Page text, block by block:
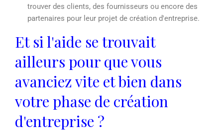
trouver des clients, des fournisseurs ou encore des
partenaires pour leur projet de création d'entreprise.
Et si l'aide se trouvait
ailleurs pour que vous
avanciez vite et bien dans
votre phase de création
d'entreprise ?